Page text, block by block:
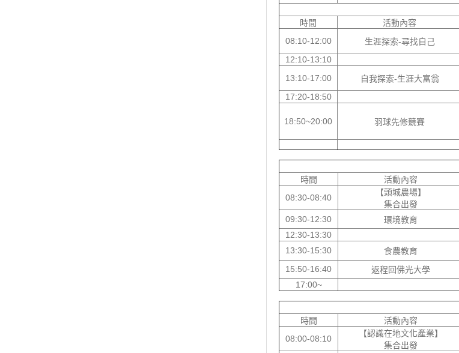
時間
活動內容
08:10-12:00
生涯探索-尋找自己
12:10-13:10
13:10-17:00
自我探索-生涯大富翁
17:20-18:50
18:50~20:00 羽球先修競賽
時間
活動內容
08:30-08:40
【頭城農場】
集合出發
09:30-12:30 環境教育
12:30-13:30
13:30-15:30
食農教育
15:50-16:40
返程回佛光大學
17:00~
時間
活動內容
08:00-08:10
【認識在地文化產業】
集合出發